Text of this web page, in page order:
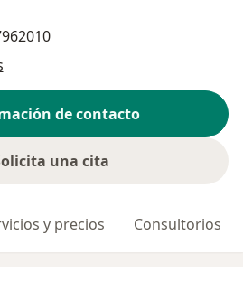
de contacto
una cita
y precios Consultorios